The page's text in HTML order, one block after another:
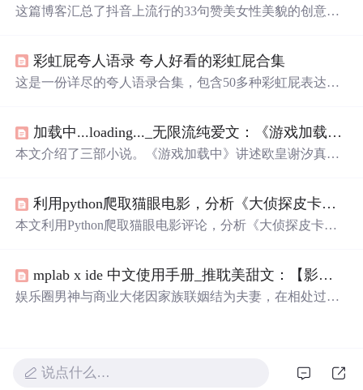
这篇博客汇总了抖音上流行的33句赞美女性美貌的创意语
彩虹屁夸人语录 夸人好看的彩虹屁合集
这是一份详尽的夸人语录合集，包含50多种彩虹屁表达方
余。
加载中...loading..._无限流纯爱文：《游戏加载中》《恐怖游戏逃生指南》...
本文介绍了三部小说。《游戏加载中》讲述欧皇谢汐真人
练习生巫瑾报名选秀却陷入搏杀逃生真人秀。
利用python爬取猫眼电影，分析《大侦探皮卡丘》|凹凸数读
本文利用Python爬取猫眼电影评论，分析《大侦探皮卡
萌等。不过影片推理内容不足，笑点缺新意，靠“萌”或难
走远。
mplab x ide 中文使用手册_推耽美甜文：【影帝受X纯情纨绔攻】灵魂转换，互宠，娱乐圈甜文...
娱乐圈男神与商业大佬因家族联姻结为夫妻，在相处过程
说点什么…